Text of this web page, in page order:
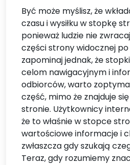
Być może myślisz, że
czasu i wysiłku w stopkę
ponieważ ludzie nie
części strony widocznej po
zapominaj jednak, że
celom nawigacyjnym i
odbiorców, warto
część, mimo że znajduje
stronie. Użytkownicy
że to właśnie w stopce
wartościowe informacje i
zwłaszcza gdy szukają
Teraz, gdy rozumiemy